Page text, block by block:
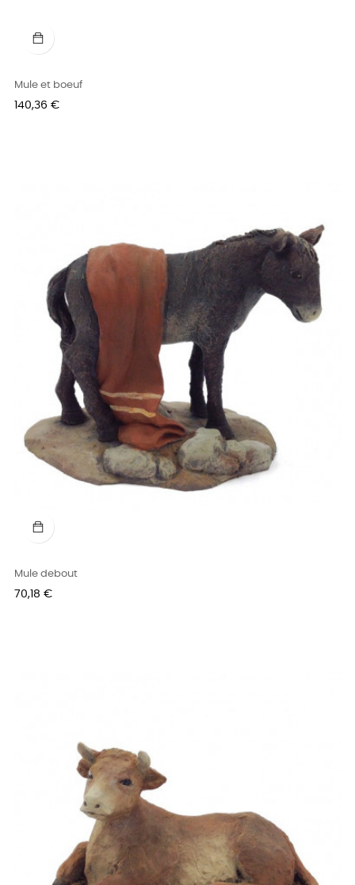
Mule et boeuf
Prix
140,36 €
Mule debout
Prix
70,18 €